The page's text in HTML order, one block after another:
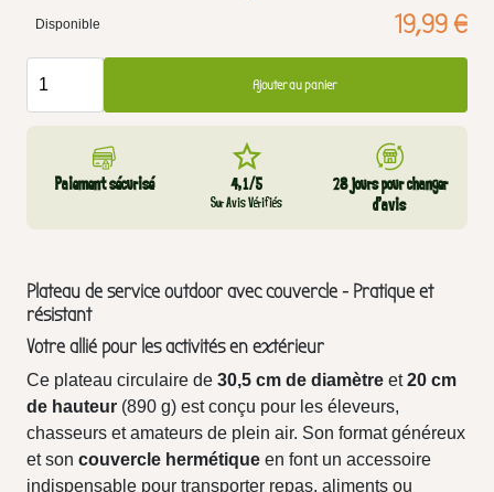
Disponible 19,99 €
Ajouter au panier
Paiement sécurisé 4,1/5
Sur Avis Vérifiés
28 jours pour changer
d’avis
Plateau de service outdoor avec couvercle - Pratique et
résistant
Votre allié pour les activités en extérieur
Ce plateau circulaire de 30,5 cm de diamètre et20 cm
de hauteur (890 g) est conçu pour les éleveurs,
chasseurs et amateurs de plein air. Son format généreux
et son couvercle hermétique en font un accessoire
indispensable pour transporter repas, aliments ou